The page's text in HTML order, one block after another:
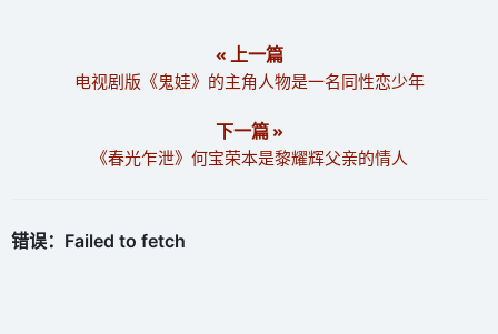
« 上一篇
电视剧版《鬼娃》的主角人物是一名同性恋少年
下一篇 »
《春光乍泄》何宝荣本是黎耀辉父亲的情人